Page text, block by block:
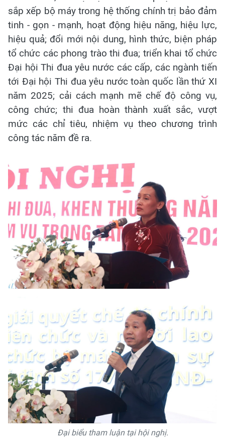
sắp xếp bộ máy trong hệ thống chính trị bảo đảm
tinh - gọn - mạnh, hoạt động hiệu năng, hiệu lực,
hiệu quả; đổi mới nội dung, hình thức, biện pháp
tổ chức các phong trào thi đua; triển khai tổ chức
Đại hội Thi đua yêu nước các cấp, các ngành tiến
tới Đại hội Thi đua yêu nước toàn quốc lần thứ XI
năm 2025; cải cách mạnh mẽ chế độ công vụ,
công chức; thi đua hoàn thành xuất sắc, vượt
mức các chỉ tiêu, nhiệm vụ theo chương trình
công tác năm đề ra.
Đại biểu tham luận tại hội nghị.